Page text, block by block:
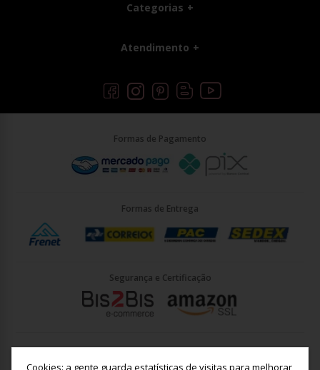
Cookies: a gente guarda estatísticas de visitas para melhorar
Categorias
Atendimento
Formas de Pagamento
Formas de Entrega
Segurança e Certificação
João José Rodrigues 21, Jundiaí - SP - CEP: 13201-001